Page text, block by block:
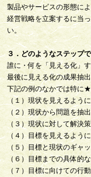
製品やサービスの形態に
経営戦略を立案するに当
い。
３．どのようなステップ
誰に・何を「見える化」
最後に見える化の成果抽
下記の例のなかでは特に★
（１）現状を見えるよ
（２）現状から問題を抽
（３）現状に対して解決
（４）目標を見えるよう
（５）目標と現状のギ
（６）目標までの具体的
（７）目標に向けての行